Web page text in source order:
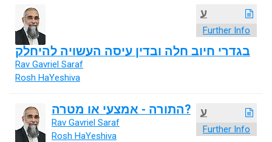
ע
Further Info
בגדרי חיוב חלה ובדין עיסה העשויה להיחלק
Rav Gavriel Saraf
Rosh HaYeshiva
ע
Further Info
התורה - אמצעי או מטרה?
Rav Gavriel Saraf
Rosh HaYeshiva